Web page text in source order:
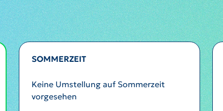
SOMMERZEIT
Keine Umstellung auf Sommerzeit
vorgesehen